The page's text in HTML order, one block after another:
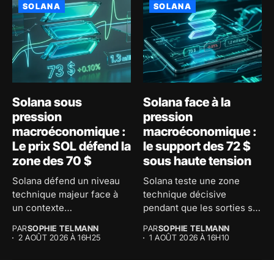
SOLANA
Solana sous
pression
macroéconomique :
Le prix SOL défend la
zone des 70 $
Solana défend un niveau
technique majeur face à
un contexte
tendu....
PARSOPHIE TELMANN
2 AOÛT 2026 À 16H25
SOLANA
Solana face à la
pression
macroéconomique :
le support des 72 $
sous haute tension
Solana teste une zone
technique décisive
pendant que les sorties sur
PARSOPHIE TELMANN
1 AOÛT 2026 À 16H10